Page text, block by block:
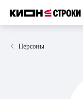
Персоны